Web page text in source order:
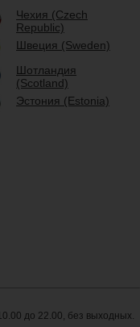
Чехия (Czech
Republic)
Швеция (Sweden)
Шотландия
(Scotland)
Эстония (Estonia)
до 22.00, без выходных.